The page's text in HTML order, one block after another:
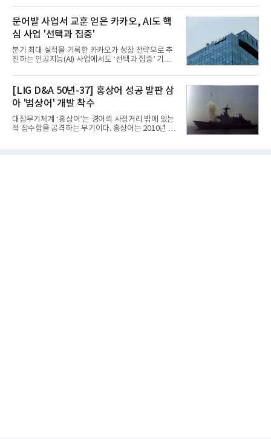
는 조종사가 휴대하는 명령통신장치(PDU, P
체별로 엇갈린 가운데 하반기 신작 흥행과 해외 시장
성과가 실적을 좌우할 핵심 변수로 떠오르고 있다.8일
업계에 따르면 올해 상반기 게임업계는 기업별 성적
표가 크게 갈렸다. 대표적으로 크래프톤은 'PUBG: 배
틀그라운드'의 안정적인 성장에 힘입어 상반기 연결
기준 매출 2조6616억원, 영업이익 9725억원으로 역
대 최대 실적을 기록했다. 엔씨도 올해 출시한 '아이온
동기 대
문어발 사업서 교훈 얻은 카카오, AI도 핵
심 사업 '선택과 집중'
분기 최대 실적을 기록한 카카오가 성장 전략으로 추
진하는 인공지능(AI) 사업에서도 ‘선택과 집중’ 기조
라 투자에 나서는 것과 달리, 카카오는 ‘카카오톡’이
라는 플랫폼 경쟁력을 활용한 AI 에이전트 서비스에
집중하는 전략이다. 과거 무리한 사업 확장 과정에서
겪었던 시행착오를 되풀이하지 않고 핵심 역량에 집
중하겠다는 취지로 풀이된다.7일 업계에 따르면 카카
오는 올해 2분기 연결 기준 매출 2조985억원, 영업이
익 2770억원을 기록했다. 전년 동기 대비 매출과 영업
[LIG D&A 50년-37] 홍상어 성공 발판 삼
아 '범상어' 개발 착수
대잠무기체계 ‘홍상어’는 경어뢰 사정거리 밖에 있는
적 잠수함을 공격하는 무기이다. 홍상어는 2010년 넥